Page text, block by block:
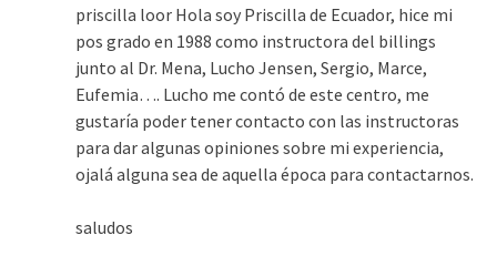
priscilla loor Hola soy Priscilla de Ecuador, hice mi
pos grado en 1988 como instructora del billings
junto al Dr. Mena, Lucho Jensen, Sergio, Marce,
Eufemia…. Lucho me contó de este centro, me
gustaría poder tener contacto con las instructoras
para dar algunas opiniones sobre mi experiencia,
ojalá alguna sea de aquella época para contactarnos.
saludos